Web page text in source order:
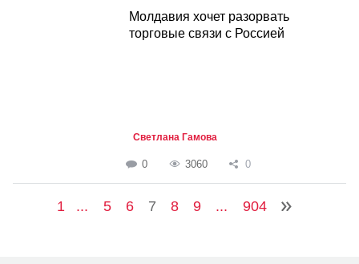
Молдавия хочет разорвать
торговые связи с Россией
Светлана Гамова
0 3060 0
1 ... 5 6 7 8 9 ... 904